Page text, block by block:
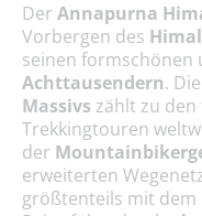
Der Annapurna
Vorbergen des
seinen formschönen
Achttausendern.
Massivs zählt zu
Trekkingtouren
der
erweiterten
größtenteils mit